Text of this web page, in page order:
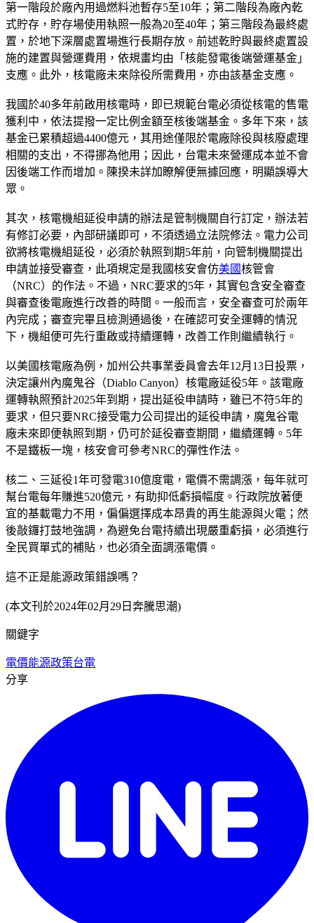
第一階段於廠內用過燃料池暫存5至10年；第二階段為廠內乾
式貯存，貯存場使用執照一般為20至40年；第三階段為最終處
置，於地下深層處置場進行長期存放。前述乾貯與最終處置設
施的建置與營運費用，依規畫均由「核能發電後端營運基金」
支應。此外，核電廠未來除役所需費用，亦由該基金支應。
我國於40多年前啟用核電時，即已規範台電必須從核電的售電
獲利中，依法提撥一定比例金額至核後端基金。多年下來，該
基金已累積超過4400億元，其用途僅限於電廠除役與核廢處理
相關的支出，不得挪為他用；因此，台電未來營運成本並不會
因後端工作而增加。陳揆未詳加瞭解便無據回應，明顯誤導大
眾。
其次，核電機組延役申請的辦法是管制機關自行訂定，辦法若
有修訂必要，內部研議即可，不須透過立法院修法。電力公司
欲將核電機組延役，必須於執照到期5年前，向管制機關提出
申請並接受審查，此項規定是我國核安會仿美國核管會
（NRC）的作法。不過，NRC要求的5年，其實包含安全審查
與審查後電廠進行改善的時間。一般而言，安全審查可於兩年
內完成；審查完畢且檢測通過後，在確認可安全運轉的情況
下，機組便可先行重啟或持續運轉，改善工作則繼續執行。
以美國核電廠為例，加州公共事業委員會去年12月13日投票，
決定讓州內魔鬼谷（Diablo Canyon）核電廠延役5年。該電廠
運轉執照預計2025年到期，提出延役申請時，雖已不符5年的
要求，但只要NRC接受電力公司提出的延役申請，魔鬼谷電
廠未來即便執照到期，仍可於延役審查期間，繼續運轉。5年
不是鐵板一塊，核安會可參考NRC的彈性作法。
核二、三延役1年可發電310億度電，電價不需調漲，每年就可
幫台電每年賺進520億元，有助抑低虧損幅度。行政院放著便
宜的基載電力不用，偏偏選擇成本昂貴的再生能源與火電；然
後敲鑼打鼓地強調，為避免台電持續出現嚴重虧損，必須進行
全民買單式的補貼，也必須全面調漲電價。
這不正是能源政策錯誤嗎？
(本文刊於2024年02月29日奔騰思潮)
關鍵字
電價能源政策台電
分享